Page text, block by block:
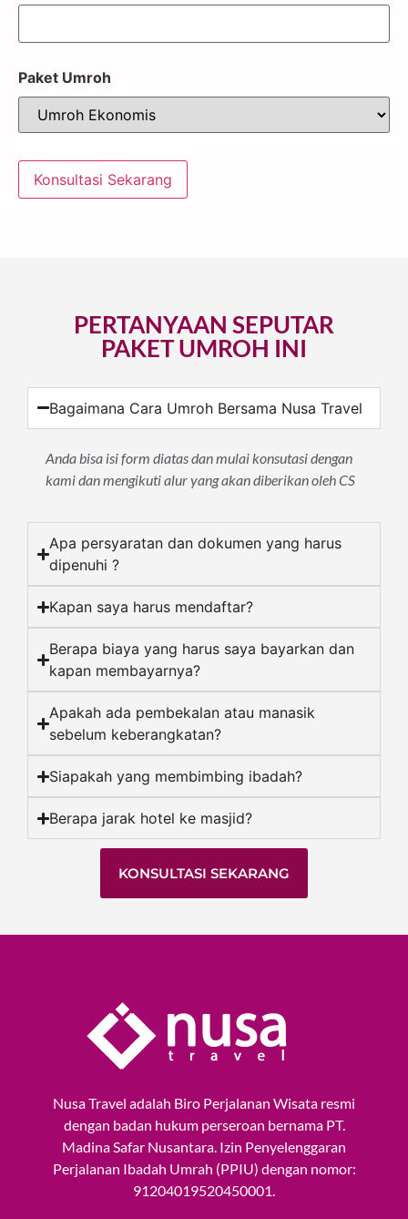
Paket Umroh
PERTANYAAN SEPUTAR
PAKET UMROH INI
Bagaimana Cara Umroh Bersama Nusa Travel
Anda bisa isi form diatas dan mulai konsutasi dengan
kami dan mengikuti alur yang akan diberikan oleh CS
Apa persyaratan dan dokumen yang harus
dipenuhi ?
Kapan saya harus mendaftar?
Berapa biaya yang harus saya bayarkan dan
kapan membayarnya?
Apakah ada pembekalan atau manasik
sebelum keberangkatan?
Siapakah yang membimbing ibadah?
Berapa jarak hotel ke masjid?
KONSULTASI SEKARANG
​Nusa Travel adalah Biro Perjalanan Wisata resmi
dengan badan hukum perseroan bernama PT.
Madina Safar Nusantara. Izin Penyelenggaran
Perjalanan Ibadah Umrah (PPIU) dengan nomor:
91204019520450001.